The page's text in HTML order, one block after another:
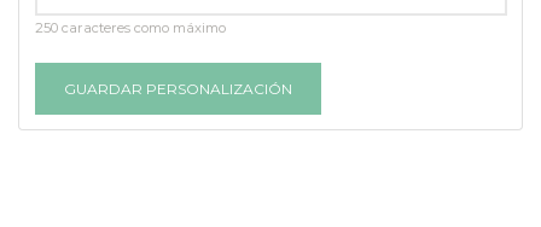
250 caracteres como máximo
GUARDAR PERSONALIZACIÓN